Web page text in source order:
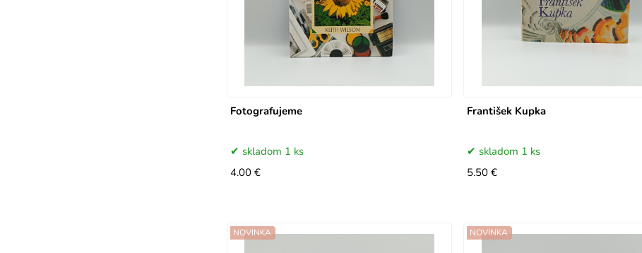
Fotografujeme
skladom 1 ks
4.00 €
František Kupka
skladom 1 ks
5.50 €
NOVINKA NOVINKA